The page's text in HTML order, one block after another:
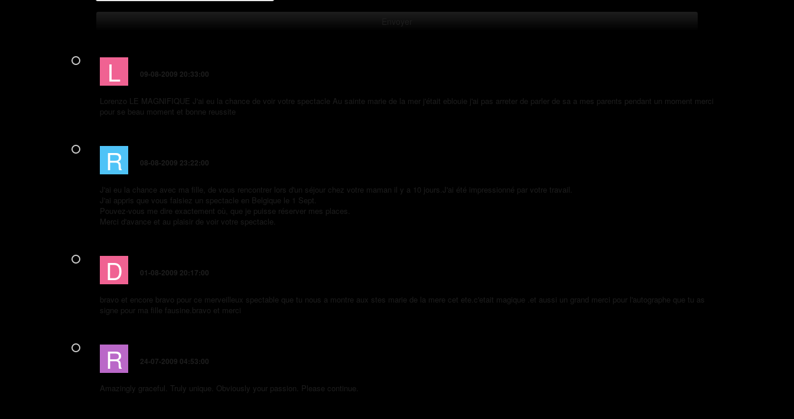
L 09-08-2009 20:33:00
Lorenzo LE MAGNIFIQUE J'ai eu la chance de voir votre spectacle Au sainte marie de la mer j'était eblouie j'ai pas arreter de parler de sa a mes parents pendant un moment merci
pour se beau moment et bonne reussite
R 08-08-2009 23:22:00
J'ai eu la chance avec ma fille, de vous rencontrer lors d'un séjour chez votre maman il y a 10 jours.J'ai été impressionné par votre travail.
J'ai appris que vous faisiez un spectacle en Belgique le 1 Sept.
Pouvez-vous me dire exactement où, que je puisse réserver mes places.
Merci d'avance et au plaisir de voir votre spectacle.
D 01-08-2009 20:17:00
bravo et encore bravo pour ce merveilleux spectable que tu nous a montre aux stes marie de la mere cet ete.c'etait magique .et aussi un grand merci pour l'autographe que tu as
signe pour ma fille fausine.bravo et merci
R 24-07-2009 04:53:00
Amazingly graceful. Truly unique. Obviously your passion. Please continue.